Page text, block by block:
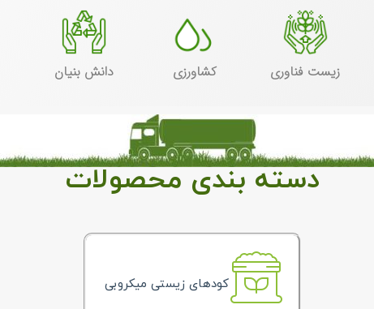
زیست فناوری کشاورزی دانش بنیان
دسته بندی محصولات
کودهای زیستی میکروبی